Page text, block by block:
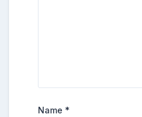
Name *